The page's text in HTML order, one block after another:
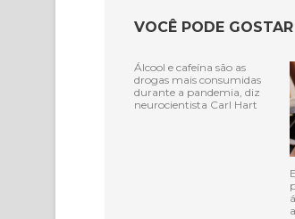
VOCÊ PODE
Álcool e cafeína são as
drogas mais consumidas
durante a pandemia, diz
neurocientista Carl Hart